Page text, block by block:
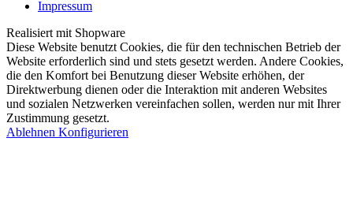
Impressum
Realisiert mit Shopware
Diese Website benutzt Cookies, die für den technischen Betrieb der
Website erforderlich sind und stets gesetzt werden. Andere Cookies,
die den Komfort bei Benutzung dieser Website erhöhen, der
Direktwerbung dienen oder die Interaktion mit anderen Websites
und sozialen Netzwerken vereinfachen sollen, werden nur mit Ihrer
Zustimmung gesetzt.
Ablehnen Konfigurieren